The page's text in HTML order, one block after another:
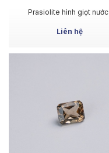
MUA NGAY
Prasiolite hình giọt nước
Liên hệ